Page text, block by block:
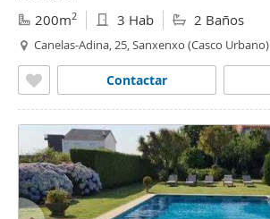
200m2 3 Hab 2 Baños
Canelas-Adina, 25, Sanxenxo (Casco Urbano)
Contactar